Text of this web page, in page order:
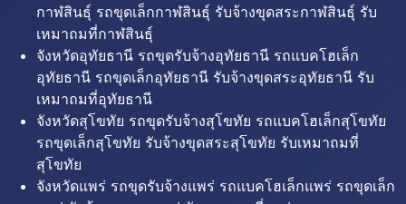
กาฬสินธุ์ รถขุดเล็กกาฬสินธุ์ รับจ้างขุดสระกาฬสินธุ์ รับ
เหมาถมที่กาฬสินธุ์
จังหวัดอุทัยธานี รถขุดรับจ้างอุทัยธานี รถแบคโฮเล็ก
อุทัยธานี รถขุดเล็กอุทัยธานี รับจ้างขุดสระอุทัยธานี รับ
เหมาถมที่อุทัยธานี
จังหวัดสุโขทัย รถขุดรับจ้างสุโขทัย รถแบคโฮเล็กสุโขทัย
รถขุดเล็กสุโขทัย รับจ้างขุดสระสุโขทัย รับเหมาถมที่
สุโขทัย
จังหวัดแพร่ รถขุดรับจ้างแพร่ รถแบคโฮเล็กแพร่ รถขุดเล็ก